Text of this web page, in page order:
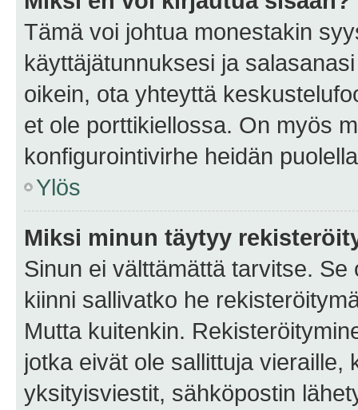
Tämä voi johtua monestakin
käyttäjätunnuksesi ja
oikein, ota yhteyttä
et ole porttikiellossa. On myös
konfigurointivirhe heidän
Ylös
Miksi minun täytyy
Sinun ei välttämättä tarvitse.
kiinni sallivatko he
Mutta kuitenkin.
jotka eivät ole sallittuja vieraille,
yksityisviestit, sähköpostin